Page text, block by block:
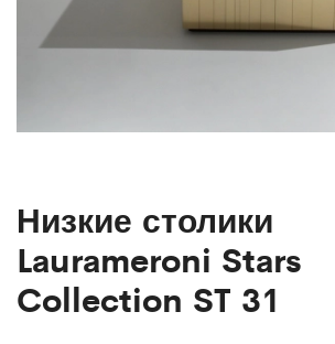
Низкие столики
Laurameroni Stars
Collection ST 31